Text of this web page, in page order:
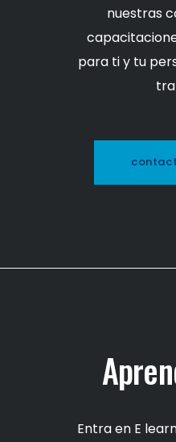
nuestras
para ti y tu
Entra en E